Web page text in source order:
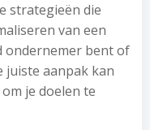
strategieën die
van een
ondernemer bent of
juiste aanpak kan
je doelen te